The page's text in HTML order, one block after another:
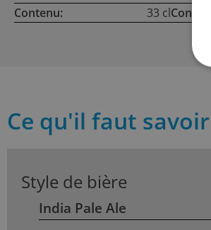
Contenu: 33 clContenu:
Ce qu'il faut
Style de bière
India Pale Ale